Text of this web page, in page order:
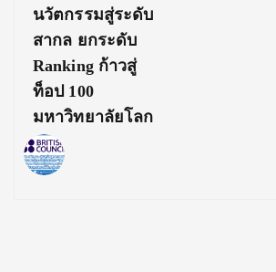
นวัตกรรมสู่ระดับ
สากล ยกระดับ
Ranking ก้าวสู่
ท็อป 100
มหาวิทยาลัยโลก